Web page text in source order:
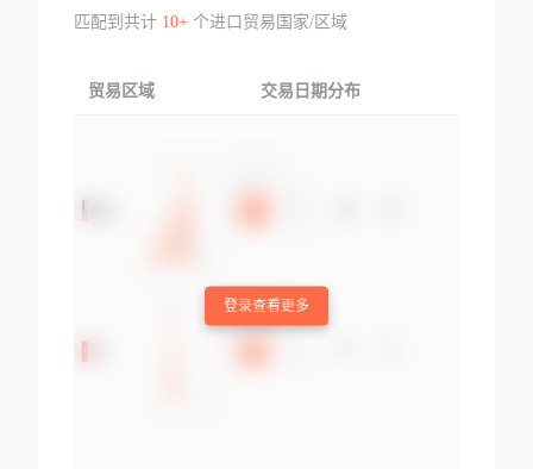
匹配到共计 10+个进口贸易国家/区域
贸易区域 交易日期分布
登录查看更多